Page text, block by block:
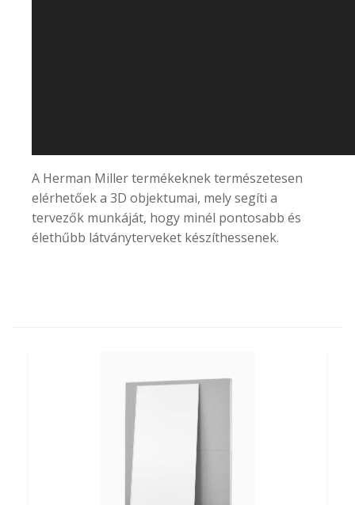
A Herman Millertermékeknek természetesen
elérhetőek a 3D objektumai, mely segíti a
tervezők munkáját, hogy minél pontosabb és
élethűbb látványterveket készíthessenek.